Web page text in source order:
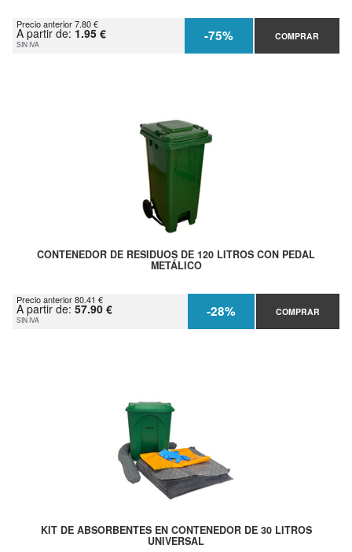
Precio anterior 7.80 €
A partir de: 1.95 €
SIN IVA -75% COMPRAR
CONTENEDOR DE RESIDUOS DE 120 LITROS CON PEDAL
METÁLICO
Precio anterior 80.41 €
A partir de: 57.90 €
SIN IVA -28% COMPRAR
KIT DE ABSORBENTES EN CONTENEDOR DE 30 LITROS
UNIVERSAL